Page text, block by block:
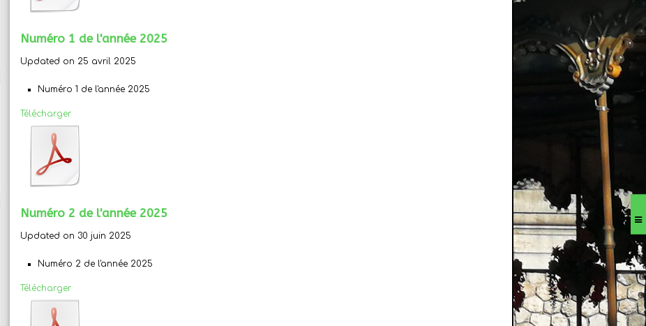
Numéro 1 de l'année 2025
Updated on 25 avril 2025
Numéro 1 de l'année 2025
Télécharger
Numéro 2 de l'année 2025
Updated on 30 juin 2025
Numéro 2 de l'année 2025
Télécharger